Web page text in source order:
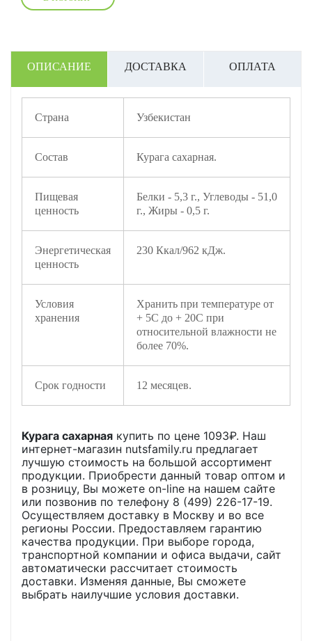
ОПИСАНИЕ ДОСТАВКА ОПЛАТА
Страна Узбекистан
Состав Курага сахарная.
Пищевая
ценность
Белки - 5,3 г., Углеводы - 51,0
г., Жиры - 0,5 г.
Энергетическая
ценность
230 Ккал/962 кДж.
Условия
хранения
Хранить при температуре от
+ 5С до + 20С при
относительной влажности не
более 70%.
Срок годности 12 месяцев.
Курага сахарная купить по цене 1093₽. Наш
интернет-магазин nutsfamily.ru предлагает
лучшую стоимость на большой ассортимент
продукции. Приобрести данный товар оптом и
в розницу, Вы можете on-line на нашем сайте
или позвонив по телефону 8 (499) 226-17-19.
Осуществляем доставку в Москву и во все
регионы России. Предоставляем гарантию
качества продукции. При выборе города,
транспортной компании и офиса выдачи, сайт
автоматически рассчитает стоимость
доставки. Изменяя данные, Вы сможете
выбрать наилучшие условия доставки.